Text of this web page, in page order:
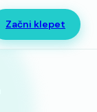
Začni klepet